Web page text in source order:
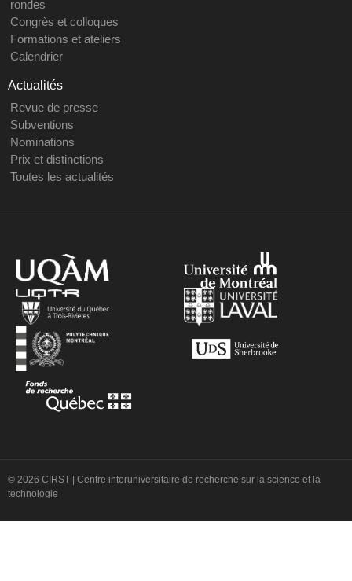
rondes
Congrès et colloques
Formations et ateliers
Calendrier
Actualités
Revue de presse
Subventions
Nominations
Prix et distinctions
Toutes les actualités
© 2026 CIRST | Centre interuniversitaire de recherche sur la science et la
technologie